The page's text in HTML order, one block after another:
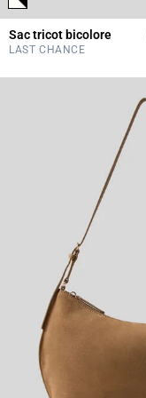
Sac tricot bicolore
LAST CHANCE